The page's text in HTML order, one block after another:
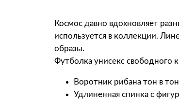
Космос давно вдохновляет
используется в коллекции.
образы.
Футболка унисекс
Воротник рибана тон в тон
Удлиненная спинка с